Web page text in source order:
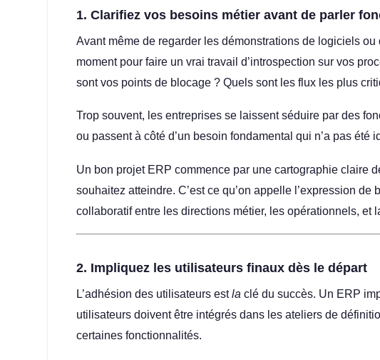
1. Clarifiez vos besoins métier avant de parler
Avant même de regarder les démonstrations de logiciels
moment pour faire un vrai travail d’introspection sur vos
sont vos points de blocage ? Quels sont les flux les plus
Trop souvent, les entreprises se laissent séduire par des
ou passent à côté d’un besoin fondamental qui n’a pas été
Un bon projet ERP commence par une cartographie claire
souhaitez atteindre. C’est ce qu’on appelle l’expression de
collaboratif entre les directions métier, les opérationnels, et
2. Impliquez les utilisateurs finaux dès le départ
L’adhésion des utilisateurs estla clé du succès. Un ERP
utilisateurs doivent être intégrés dans les ateliers de
certaines fonctionnalités.